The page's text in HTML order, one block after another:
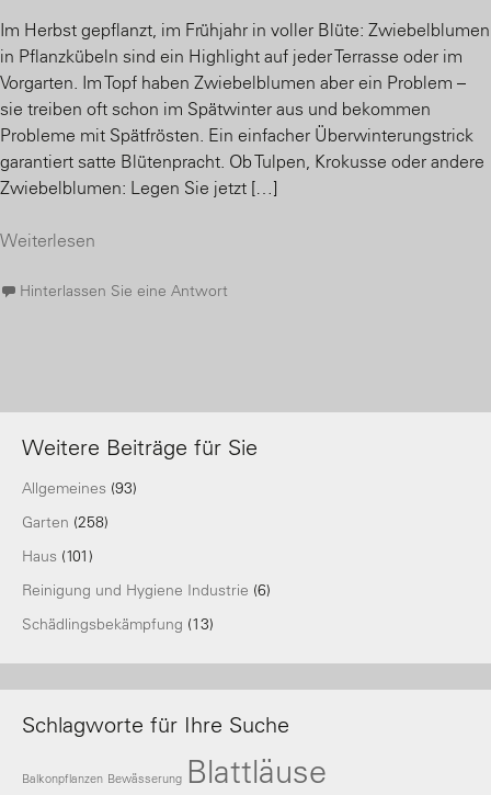
Im Herbst gepflanzt, im Frühjahr in voller Blüte: Zwiebelblumen
in Pflanzkübeln sind ein Highlight auf jeder Terrasse oder im
Vorgarten. Im Topf haben Zwiebelblumen aber ein Problem –
sie treiben oft schon im Spätwinter aus und bekommen
Probleme mit Spätfrösten. Ein einfacher Überwinterungstrick
garantiert satte Blütenpracht. Ob Tulpen, Krokusse oder andere
Zwiebelblumen: Legen Sie jetzt […]
Weiterlesen
Hinterlassen Sie eine Antwort
Weitere Beiträge für Sie
Allgemeines (93)
Garten (258)
Haus (101)
Reinigung und Hygiene Industrie (6)
Schädlingsbekämpfung (13)
Schlagworte für Ihre Suche
Balkonpflanzen Bewässerung Blattläuse